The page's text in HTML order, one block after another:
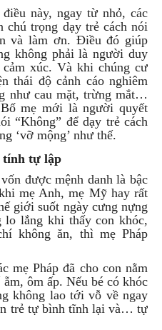
này, ngay từ nhỏ, các
chú trọng dạy trẻ cách nói
và làm ơn. Điều đó giúp
không phải là người duy
xúc. Và khi chúng cư
thái độ cảnh cáo nghiêm
như cau mặt, trừng mắt…
mẹ mới là người quyết
“Không” để dạy trẻ cách
‘vỡ mộng’ như thế.
tính tự lập
được mệnh danh là bậc
mẹ Anh, mẹ Mỹ hay rất
giới suốt ngày cưng nựng
lo lắng khi thấy con khóc,
không ăn, thì mẹ Pháp
mẹ Pháp đã cho con nằm
ôm ấp. Nếu bé có khóc
không lao tới vỗ về ngay
trẻ tự bình tĩnh lại và… tự